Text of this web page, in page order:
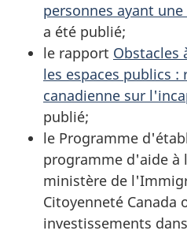
personnes ayant
a été publié;
le rapport Obstacles
les espaces publics
canadienne sur
publié;
le Programme
programme d'aide à
ministère de
Citoyenneté Canada
investissements